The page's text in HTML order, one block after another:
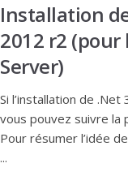
Installation
2012 r2 (pour
Server)
Si l’installation de .Net
vous pouvez suivre la
Pour résumer l’idée
...